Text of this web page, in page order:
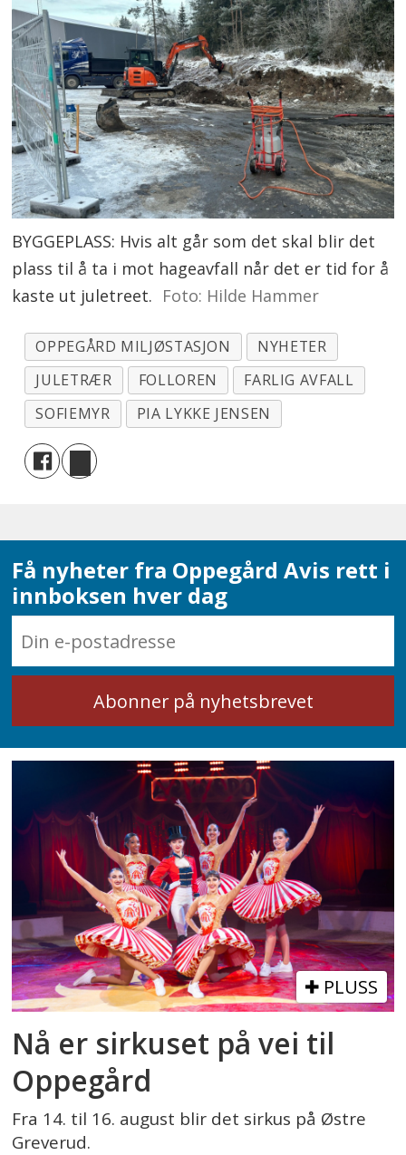
BYGGEPLASS: Hvis alt går som det skal blir det
plass til å ta i mot hageavfall når det er tid for å
kaste ut juletreet. Foto: Hilde Hammer
OPPEGÅRD MILJØSTASJON
NYHETER
JULETRÆR
FOLLOREN
FARLIG AVFALL
SOFIEMYR
PIA LYKKE JENSEN
Få nyheter fra Oppegård Avis rett i
innboksen hver dag
PLUSS
Nå er sirkuset på vei til
Oppegård
Fra 14. til 16. august blir det sirkus på Østre
Greverud.